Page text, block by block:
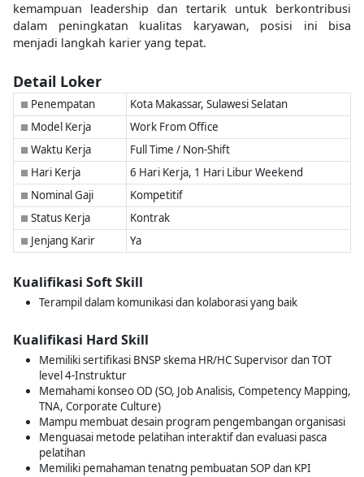
kemampuan leadership dan tertarik untuk berkontribusi
dalam peningkatan kualitas karyawan, posisi ini bisa
menjadi langkah karier yang tepat.
Detail Loker
■ Penempatan Kota Makassar, Sulawesi Selatan
■ Model Kerja Work From Office
■ Waktu Kerja Full Time / Non-Shift
■ Hari Kerja 6 Hari Kerja, 1 Hari Libur Weekend
■ Nominal Gaji Kompetitif
■ Status Kerja Kontrak
■ Jenjang Karir Ya
Kualifikasi Soft Skill
Terampil dalam komunikasi dan kolaborasi yang baik
Kualifikasi Hard Skill
Memiliki sertifikasi BNSP skema HR/HC Supervisor dan TOT
level 4-Instruktur
Memahami konseo OD (SO, Job Analisis, Competency Mapping,
TNA, Corporate Culture)
Mampu membuat desain program pengembangan organisasi
Menguasai metode pelatihan interaktif dan evaluasi pasca
pelatihan
Memiliki pemahaman tenatng pembuatan SOP dan KPI